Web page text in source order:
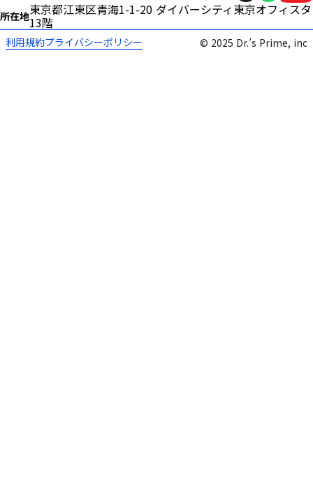
所在地東京都江東区青海1-1-20 ダイバーシティ東京オフィス
13階
利用規約プライバシーポリシー © 2025 Dr.’s Prime, inc